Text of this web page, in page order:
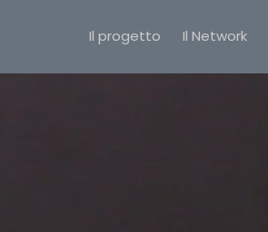
Il progetto Il Network